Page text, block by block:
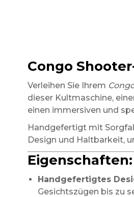
Congo
Verleihen Sie Ihrem
dieser Kultmaschine,
einen immersiven und
Handgefertigt mit
Design und Haltbarkeit,
Eigenschaften:
Handgefertigtes
Gesichtszügen bis zu